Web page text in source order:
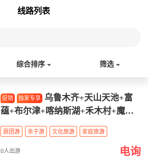
线路列表
综合排序 筛选
促销 独家专享
乌鲁木齐+天山天池+富
蕴+布尔津+喀纳斯湖+禾木村+魔鬼
城+赛里木湖+喀拉峻大草原+那拉提
大草原+独库公路北疆14天纯玩游Ur
umqi + Tianshan Tianchi + Fuyun +
跟团游 亲子游 文化旅游 家庭旅游
0人出游 电询